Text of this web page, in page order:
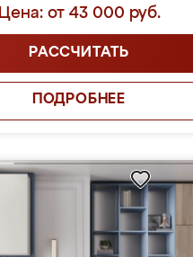
Цена: от 43 000 руб.
РАССЧИТАТЬ
ПОДРОБНЕЕ